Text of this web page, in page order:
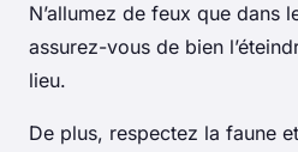
N’allumez de feux que dans
assurez-vous de bien
lieu.
De plus, respectez la faune